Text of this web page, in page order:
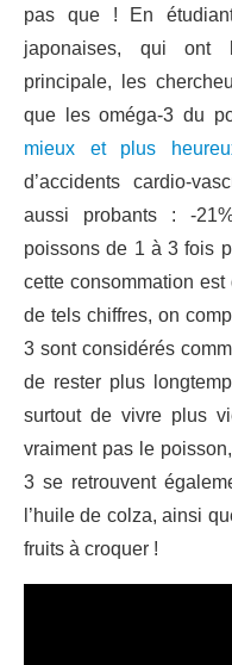
pas que ! En
japonaises, qui ont
principale, les
que les oméga-3 du
mieux et plus
d’accidents cardio-
aussi probants : -
poissons de 1 à 3 fois
cette consommation
de tels chiffres, on
3 sont considérés
de rester plus
surtout de vivre plus
vraiment pas le
3 se retrouvent
l’huile de colza, ainsi
fruits à croquer !